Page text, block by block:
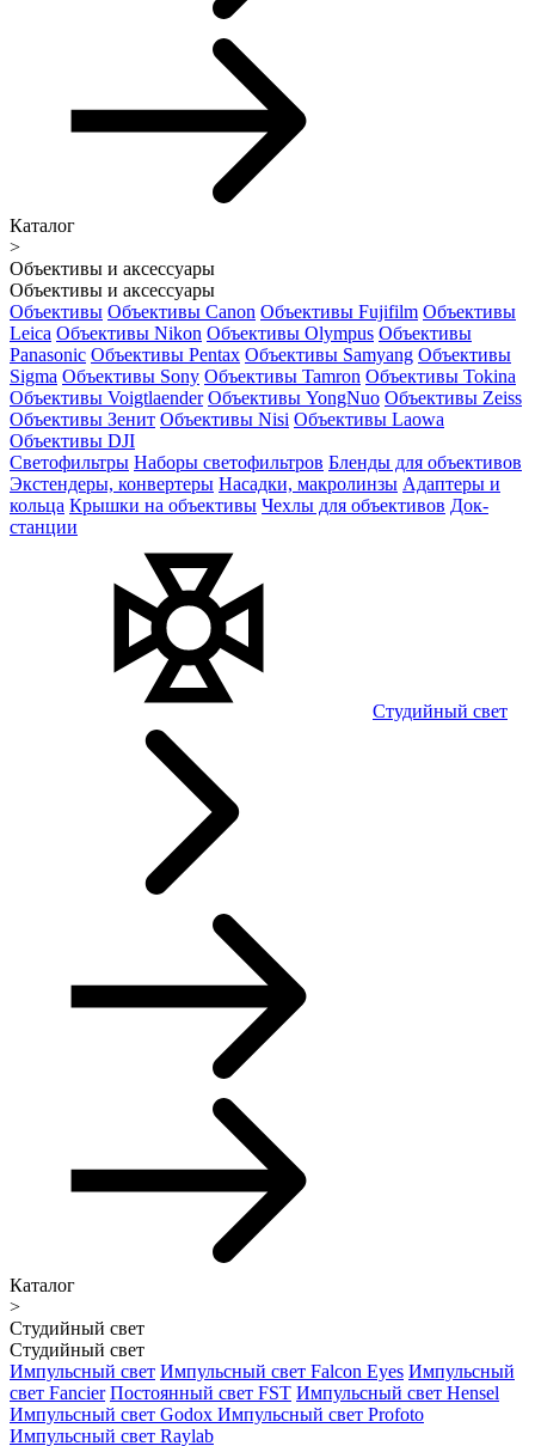
Каталог
>
Объективы и аксессуары
Объективы и аксессуары
Объективы Объективы Canon Объективы Fujifilm Объективы
Leica Объективы Nikon Объективы Olympus Объективы
Panasonic Объективы Pentax Объективы Samyang Объективы
Sigma Объективы Sony Объективы Tamron Объективы Tokina
Объективы Voigtlaender Объективы YongNuo Объективы Zeiss
Объективы Зенит Объективы Nisi Объективы Laowa
Объективы DJI
Светофильтры Наборы светофильтров Бленды для объективов
Экстендеры, конвертеры Насадки, макролинзы Адаптеры и
кольца Крышки на объективы Чехлы для объективов Док-
станции
Студийный свет
Каталог
>
Студийный свет
Студийный свет
Импульсный свет Импульсный свет Falcon Eyes Импульсный
свет Fancier Постоянный свет FST Импульсный свет Hensel
Импульсный свет Godox Импульсный свет Profoto
Импульсный свет Raylab